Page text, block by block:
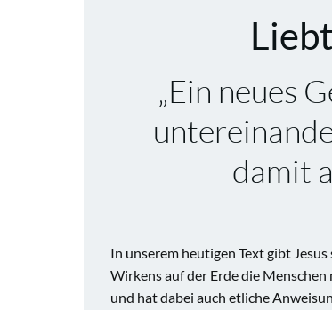
„Ein neues
damit
In unserem heutigen Text gibt
Wirkens auf der Erde die
und hat dabei auch etliche